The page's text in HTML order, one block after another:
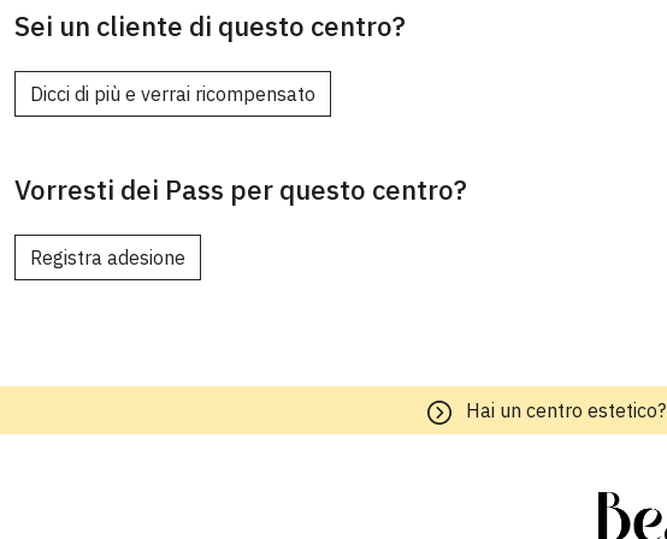
Sei un cliente di questo centro?
Dicci di più e verrai ricompensato
Vorresti dei Pass per questo centro?
Registra adesione
Hai un centro estetico?